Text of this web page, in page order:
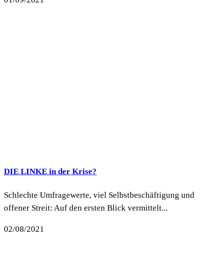
DIE LINKE in der Krise?
Schlechte Umfragewerte, viel Selbstbeschäftigung und
offener Streit: Auf den ersten Blick vermittelt...
02/08/2021